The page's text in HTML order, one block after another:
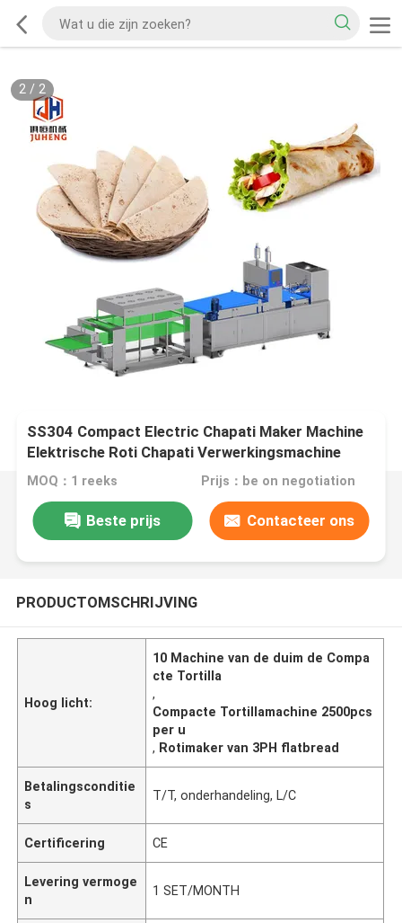
2/ 2
SS304 Compact Electric Chapati Maker Machine
Elektrische Roti Chapati Verwerkingsmachine
MOQ：1 reeks Prijs：be on negotiation
Beste prijs Contacteer ons
PRODUCTOMSCHRIJVING
Hoog licht:
10 Machine van de duim de Compa
cte Tortilla
,
Compacte Tortillamachine 2500pcs
per u
, Rotimaker van 3PH flatbread
Betalingsconditie
s
T/T, onderhandeling, L/C
Certificering CE
Levering vermoge
n
1 SET/MONTH